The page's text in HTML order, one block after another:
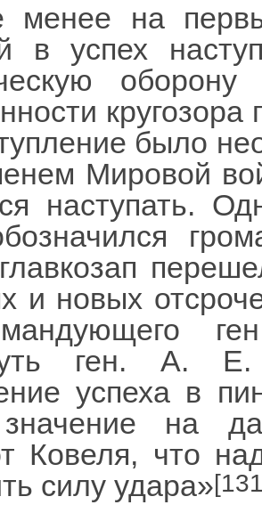
менее на
в успех
было
Мировой
наступать.
и новых
ген. А.
успеха в
на
Ковеля, что
силу удара»